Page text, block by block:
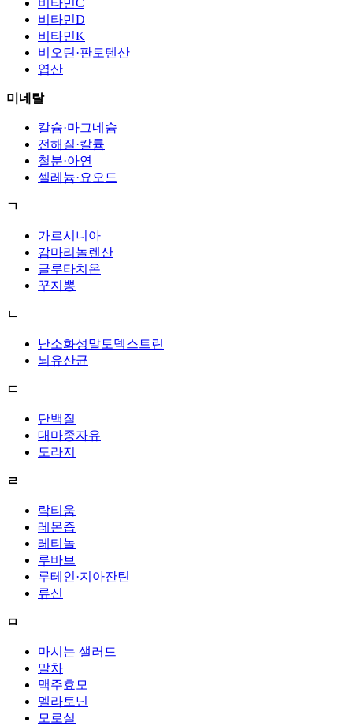
비타민D
비타민K
비오틴·판토텐산
엽산
미네랄
칼슘·마그네슘
전해질·칼륨
철분·아연
셀레늄·요오드
ㄱ
가르시니아
감마리놀렌산
글루타치온
꾸지뽕
ㄴ
난소화성말토덱스트린
뇌유산균
ㄷ
단백질
대마종자유
도라지
ㄹ
락티움
레몬즙
레티놀
루바브
루테인·지아잔틴
류신
ㅁ
마시는 샐러드
말차
맥주효모
멜라토닌
모로실